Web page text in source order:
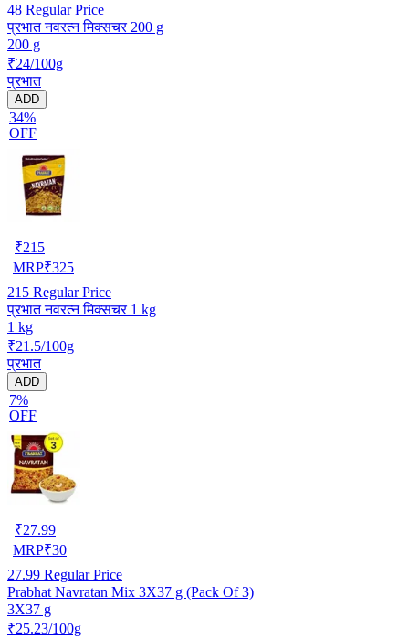
48 Regular Price
प्रभात नवरत्न मिक्सचर 200 g
200 g
₹24/100g
प्रभात
ADD
34%
OFF
₹215
MRP₹325
215 Regular Price
प्रभात नवरत्न मिक्सचर 1 kg
1 kg
₹21.5/100g
प्रभात
ADD
7%
OFF
₹27.99
MRP₹30
27.99 Regular Price
Prabhat Navratan Mix 3X37 g (Pack Of 3)
3X37 g
₹25.23/100g